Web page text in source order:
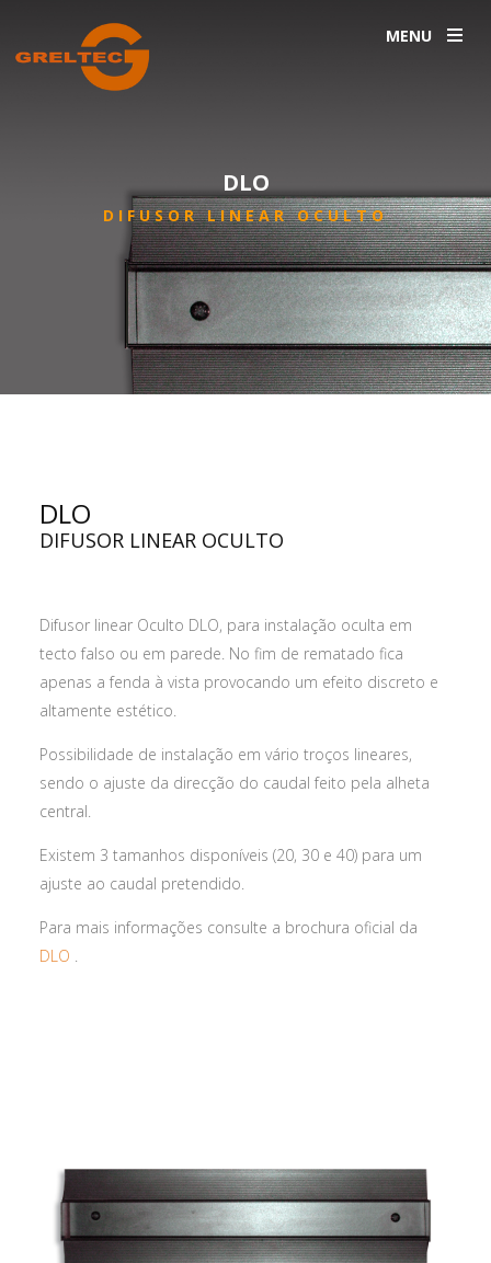
MENU
DLO
DIFUSOR LINEAR OCULTO
PRODUTOS / DIFUSORES / DLO
DLO
DIFUSOR LINEAR OCULTO
Difusor linear Oculto DLO, para instalação oculta em
tecto falso ou em parede. No fim de rematado fica
apenas a fenda à vista provocando um efeito discreto e
altamente estético.
Possibilidade de instalação em vário troços lineares,
sendo o ajuste da direcção do caudal feito pela alheta
central.
Existem 3 tamanhos disponíveis (20, 30 e 40) para um
ajuste ao caudal pretendido.
Para mais informações consulte a brochura oficial da
DLO .